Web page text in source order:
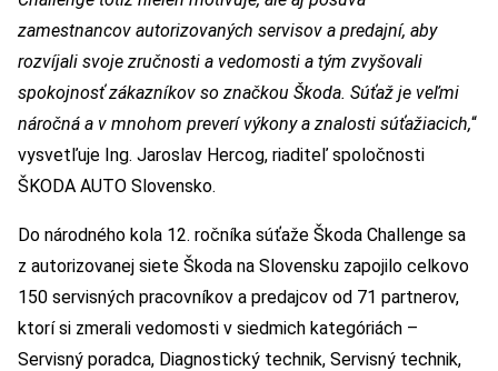
zamestnancov autorizovaných servisov a predajní, aby
rozvíjali svoje zručnosti a vedomosti a tým zvyšovali
spokojnosť zákazníkov so značkou Škoda. Súťaž je veľmi
náročná a v mnohom preverí výkony a znalosti súťažiacich,“
vysvetľuje Ing. Jaroslav Hercog, riaditeľ spoločnosti
ŠKODA AUTO Slovensko.
Do národného kola 12. ročníka súťaže Škoda Challenge sa
z autorizovanej siete Škoda na Slovensku zapojilo celkovo
150 servisných pracovníkov a predajcov od 71 partnerov,
ktorí si zmerali vedomosti v siedmich kategóriách –
Servisný poradca, Diagnostický technik, Servisný technik,